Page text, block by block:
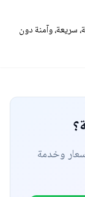
سريعة، وآمنة دون
وخدمة